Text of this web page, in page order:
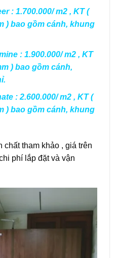
: 1.700.000/ m2 , KT (
) bao gồm cánh, khung
: 1.900.000/ m2 , KT
) bao gồm cánh,
: 2.600.000/ m2 , KT (
) bao gồm cánh, khung
chất tham khảo , giá trên
phí lắp đặt và vận